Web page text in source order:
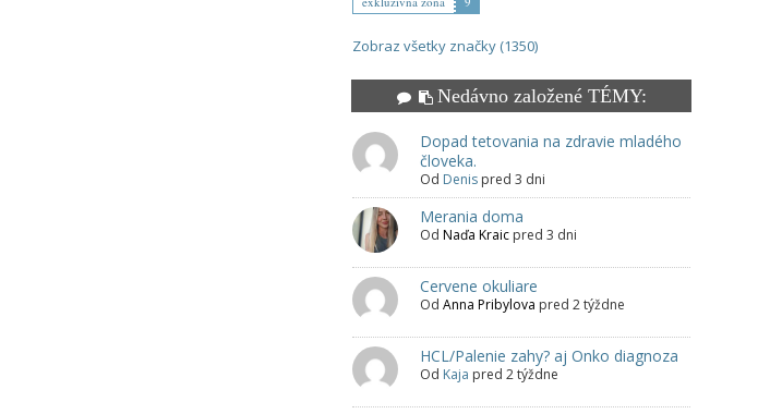
Zobraz všetky značky (1350)
Nedávno založené TÉMY:
Dopad tetovania na zdravie mladého
človeka.
Od Denis pred 3 dni
Merania doma
Od Naďa Kraic pred 3 dni
Cervene okuliare
Od Anna Pribylova pred 2 týždne
HCL/Palenie zahy? aj Onko diagnoza
Od Kaja pred 2 týždne